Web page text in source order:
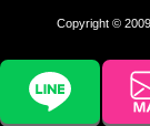
Copyright ©